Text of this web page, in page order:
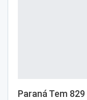
Paraná Tem